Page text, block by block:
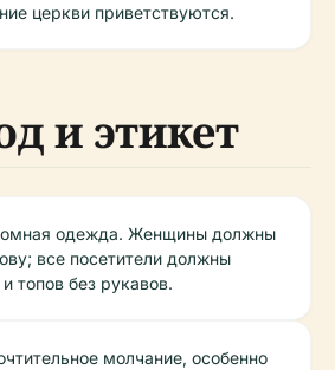
церкви приветствуются.
и этикет
одежда. Женщины должны
все посетители должны
топов без рукавов.
молчание, особенно